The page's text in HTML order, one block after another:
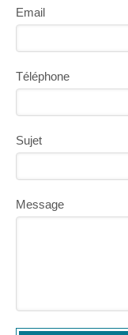
Email
Téléphone
Sujet
Message